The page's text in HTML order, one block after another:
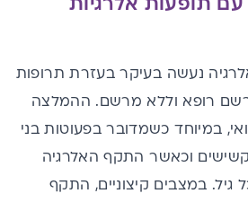
נעשה בעיקר בעזרת תרופות
רופא וללא מרשם. ההמלצה
במיוחד כשמדובר בפעוטות בני
וכאשר התקף האלרגיה
גיל. במצבים קיצוניים, התקף